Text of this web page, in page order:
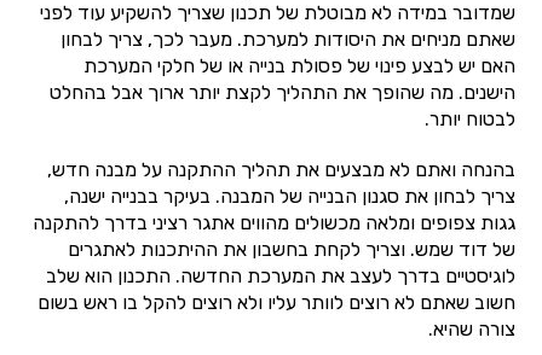
שמדובר במידה לא מבוטלת של תכנון שצריך להשקיע עוד לפני
שאתם מניחים את היסודות למערכת. מעבר לכך, צריך לבחון
האם יש לבצע פינוי של פסולת בנייה או של חלקי המערכת
הישנים. מה שהופך את התהליך לקצת יותר ארוך אבל בהחלט
לבטוח יותר.
בהנחה ואתם לא מבצעים את תהליך ההתקנה על מבנה חדש,
צריך לבחון את סגנון הבנייה של המבנה. בעיקר בבנייה ישנה,
גגות צפופים ומלאה מכשולים מהווים אתגר רציני בדרך להתקנה
של דוד שמש. וצריך לקחת בחשבון את ההיתכנות לאתגרים
לוגיסטיים בדרך לעצב את המערכת החדשה. התכנון הוא שלב
חשוב שאתם לא רוצים לוותר עליו ולא רוצים להקל בו ראש בשום
צורה שהיא.